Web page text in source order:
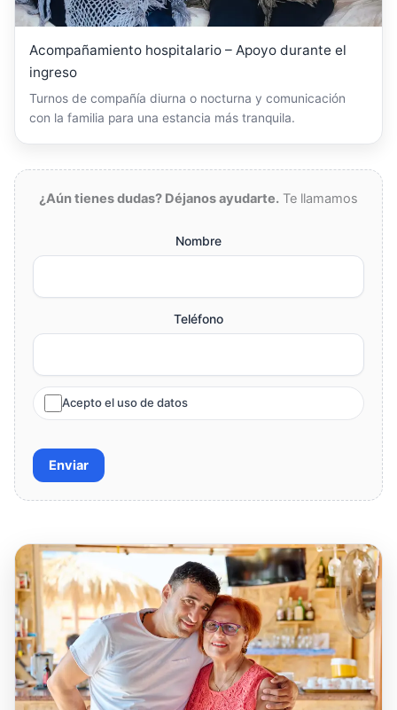
Acompañamiento hospitalario – Apoyo durante el
ingreso
Turnos de compañía diurna o nocturna y comunicación
con la familia para una estancia más tranquila.
¿Aún tienes dudas? Déjanos ayudarte. Te llamamos
Nombre
Teléfono
Acepto el uso de datos
Enviar